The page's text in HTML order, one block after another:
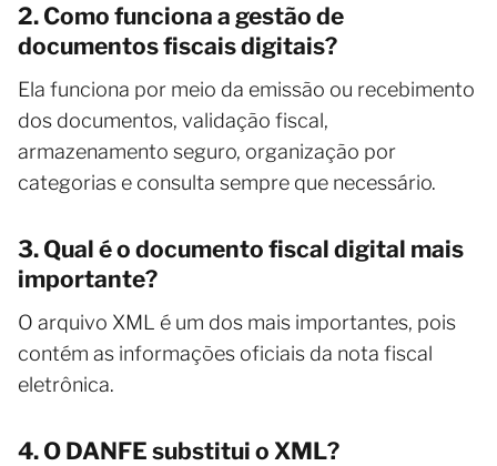
2. Como funciona a gestão de
documentos fiscais digitais?
Ela funciona por meio da emissão ou recebimento
dos documentos, validação fiscal,
armazenamento seguro, organização por
categorias e consulta sempre que necessário.
3. Qual é o documento fiscal digital mais
importante?
O arquivo XML é um dos mais importantes, pois
contém as informações oficiais da nota fiscal
eletrônica.
4. O DANFE substitui o XML?